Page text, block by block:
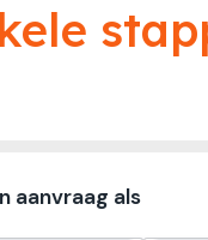
aanvraag als